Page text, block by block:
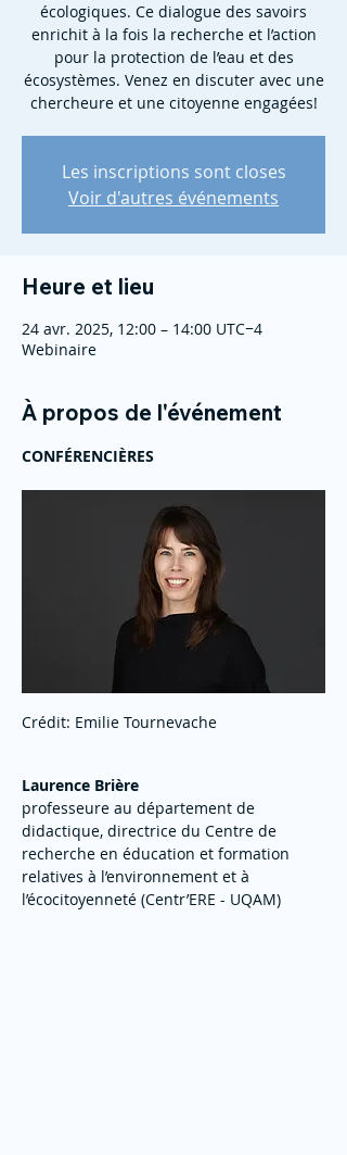
écologiques. Ce dialogue des savoirs
enrichit à la fois la recherche et l’action
pour la protection de l’eau et des
écosystèmes. Venez en discuter avec une
chercheure et une citoyenne engagées!
Les inscriptions sont closes
Voir d'autres événements
Heure et lieu
24 avr. 2025, 12:00 – 14:00 UTC−4
Webinaire
À propos de l'événement
CONFÉRENCIÈRES
Crédit: Emilie Tournevache
Laurence Brière
professeure au département de
didactique, directrice du Centre de
recherche en éducation et formation
relatives à l’environnement et à
l’écocitoyenneté (Centr’ERE - UQAM)